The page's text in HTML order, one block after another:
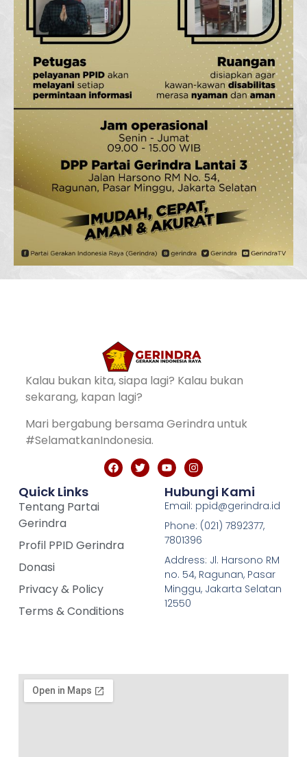
Kalau bukan kita, siapa lagi? Kalau bukan
sekarang, kapan lagi?
Mari bergabung bersama Gerindra untuk
#SelamatkanIndonesia.
Quick Links
Tentang Partai
Gerindra
Profil PPID Gerindra
Donasi
Privacy & Policy
Terms & Conditions
Hubungi Kami
Email: ppid@gerindra.id
Phone: (021) 7892377,
7801396
Address: Jl. Harsono RM
no. 54, Ragunan, Pasar
Minggu, Jakarta Selatan
12550